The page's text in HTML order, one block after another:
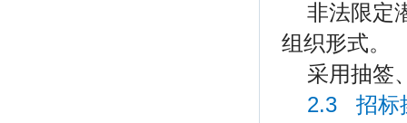
非法限定
组织形式。
采用抽签
2.3 招标